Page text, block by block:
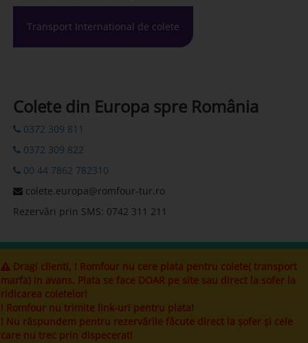
Transport International de colete
Colete din Europa spre România
0372 309 811
0372 309 822
00 44 7862 782310
colete.europa@romfour-tur.ro
Rezervări prin SMS: 0742 311 211
Dragi clienti, ! Romfour nu cere plata pentru colete( transport
marfa) in avans. Plata se face DOAR pe site sau direct la sofer la
ridicarea coletelor!
! Romfour nu trimite link-uri pentru plata!
! Nu răspundem pentru rezervările făcute direct la șofer și cele
care nu trec prin dispecerat!